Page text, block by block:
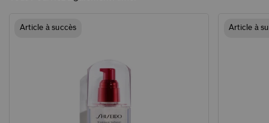
Article à succès Article à